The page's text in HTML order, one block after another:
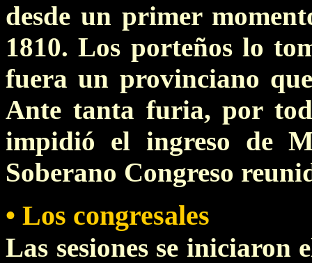
desde un primer
1810. Los porteños lo
fuera un provinciano
Ante tanta furia, por
impidió el ingreso de
Soberano Congreso
• Los congresales
Las sesiones se iniciaron